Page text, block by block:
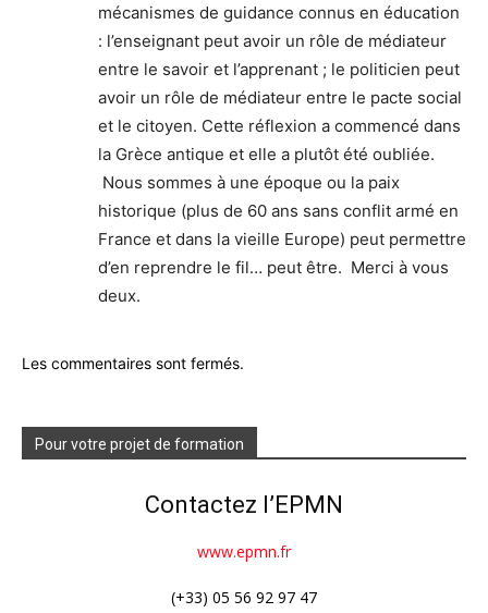
mécanismes de guidance connus en éducation
: l’enseignant peut avoir un rôle de médiateur
entre le savoir et l’apprenant ; le politicien peut
avoir un rôle de médiateur entre le pacte social
et le citoyen. Cette réflexion a commencé dans
la Grèce antique et elle a plutôt été oubliée.
Nous sommes à une époque ou la paix
historique (plus de 60 ans sans conflit armé en
France et dans la vieille Europe) peut permettre
d’en reprendre le fil… peut être. Merci à vous
deux.
Les commentaires sont fermés.
Pour votre projet de formation
Contactez l’EPMN
www.epmn.fr
(+33) 05 56 92 97 47